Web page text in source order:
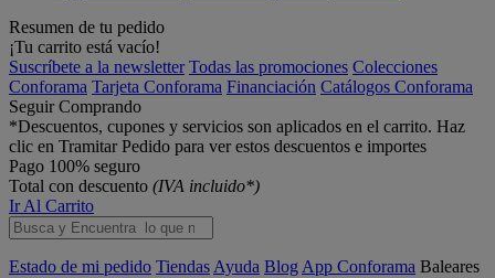
Resumen de tu pedido
¡Tu carrito está vacío!
Suscríbete a la newsletter Todas las promociones Colecciones
Conforama Tarjeta Conforama Financiación Catálogos Conforama
Seguir Comprando
*Descuentos, cupones y servicios son aplicados en el carrito. Haz
clic en Tramitar Pedido para ver estos descuentos e importes
Pago 100% seguro
Total con descuento (IVA incluido*)
Ir Al Carrito
Estado de mi pedido Tiendas Ayuda Blog App Conforama Baleares